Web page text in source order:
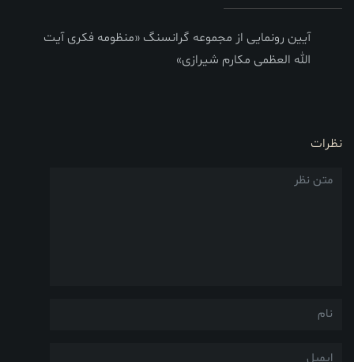
آیین رونمایی از مجموعه گرانسنگ «منظومه فکری آیت
الله العظمی مکارم شیرازی»
نظرات